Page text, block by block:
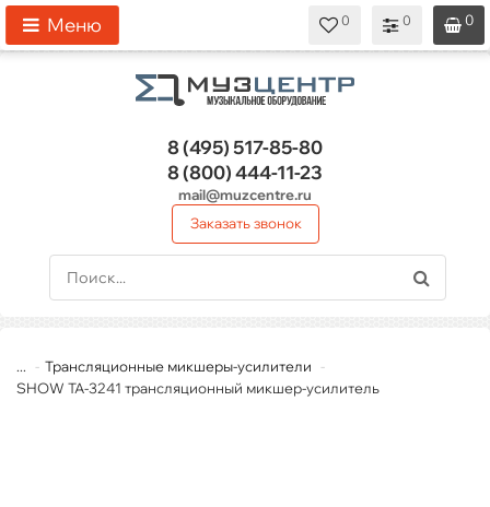
0
0
0
Меню
8 (495)517-85-80
8 (800)444-11-23
mail@muzcentre.ru
Заказать звонок
...
Трансляционные микшеры-усилители
SHOW TA-3241 трансляционный микшер-усилитель